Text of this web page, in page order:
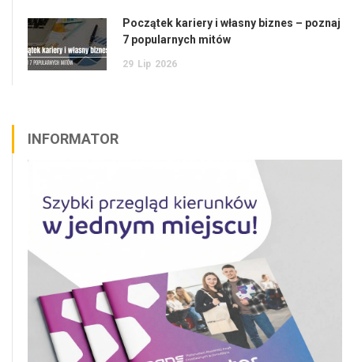
Początek kariery i własny biznes – poznaj
7 popularnych mitów
29 Lip 2026
INFORMATOR